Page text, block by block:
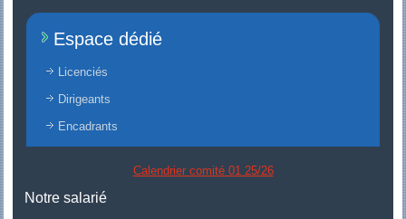
Espace dédié
Licenciés
Dirigeants
Encadrants
Calendrier comité 01 25/26
Notre salarié